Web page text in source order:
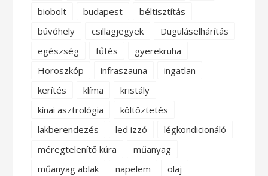
biobolt
budapest
béltisztítás
búvóhely
csillagjegyek
Duguláselhárítás
egészség
fűtés
gyerekruha
Horoszkóp
infraszauna
ingatlan
kerítés
klíma
kristály
kínai asztrológia
költöztetés
lakberendezés
led izzó
légkondicionáló
méregtelenítő kúra
műanyag
műanyag ablak
napelem
olaj